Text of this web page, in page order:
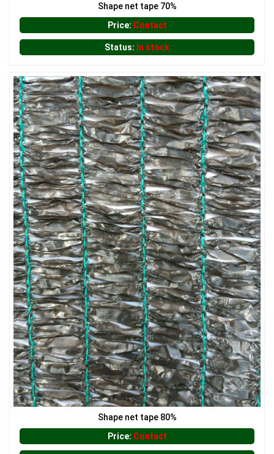
LƯỚI CHẮN NẮNG
LƯỚI CHE NẮNG
LƯỚI HÀNG RÀO HÌNH CHỮ NHẬT
Shape net tape 70%
Price: Contact
Status: In stock
Shape net tape 80%
Price: Contact